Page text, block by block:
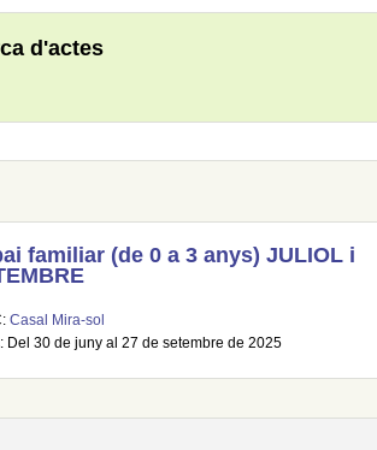
d'actes
familiar (de 0 a 3 anys) JULIOL i
Casal Mira-sol
Del 30 de juny al 27 de setembre de 2025